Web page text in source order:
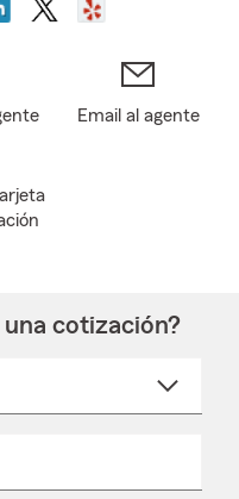
Email al agente
cotización?